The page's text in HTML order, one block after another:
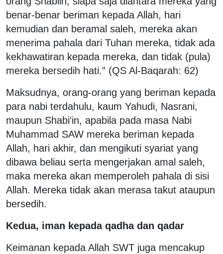
benar-benar beriman kepada Allah, hari
kemudian dan beramal saleh, mereka akan
menerima pahala dari Tuhan mereka, tidak ada
kekhawatiran kepada mereka, dan tidak (pula)
mereka bersedih hati.” (QS Al-Baqarah: 62)
Maksudnya, orang-orang yang beriman kepada
para nabi terdahulu, kaum Yahudi, Nasrani,
maupun Shabi'in, apabila pada masa Nabi
Muhammad SAW mereka beriman kepada
Allah, hari akhir, dan mengikuti syariat yang
dibawa beliau serta mengerjakan amal saleh,
maka mereka akan memperoleh pahala di sisi
Allah. Mereka tidak akan merasa takut ataupun
bersedih.
Kedua, iman kepada qadha dan qadar
Keimanan kepada Allah SWT juga mencakup